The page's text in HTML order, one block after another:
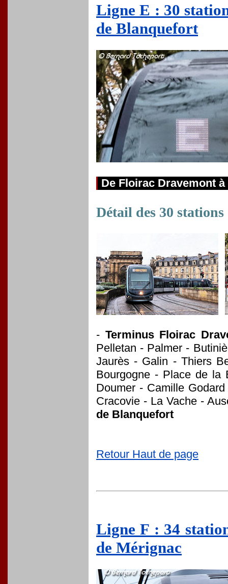
Ligne E : 30
de Blanquefort
De Floirac Dravemont
Détail des 30
- Terminus Floirac
Pelletan - Palmer -
Jaurès - Galin - Thiers
Bourgogne - Place de la
Doumer - Camille
Cracovie - La Vache -
de Blanquefort
Retour Haut de page
Ligne F : 34
de Mérignac